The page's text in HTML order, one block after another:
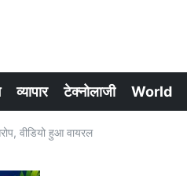
व्यापार टेक्नोलाजी World
वीडियो हुआ वायरल